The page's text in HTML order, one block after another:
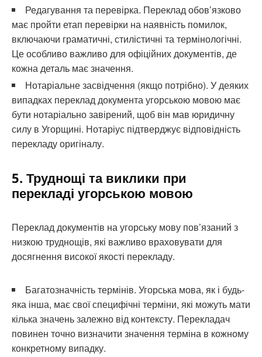
Редагування та перевірка. Переклад обов’язково
має пройти етап перевірки на наявність помилок,
включаючи граматичні, стилістичні та термінологічні.
Це особливо важливо для офіційних документів, де
кожна деталь має значення.
Нотаріальне засвідчення (якщо потрібно). У деяких
випадках переклад документа угорською мовою має
бути нотаріально завірений, щоб він мав юридичну
силу в Угорщині. Нотаріус підтверджує відповідність
перекладу оригіналу.
5. Труднощі та виклики при
перекладі угорською мовою
Переклад документів на угорську мову пов’язаний з
низкою труднощів, які важливо враховувати для
досягнення високої якості перекладу.
Багатозначність термінів. Угорська мова, як і будь-
яка інша, має свої специфічні терміни, які можуть мати
кілька значень залежно від контексту. Перекладач
повинен точно визначити значення терміна в кожному
конкретному випадку.